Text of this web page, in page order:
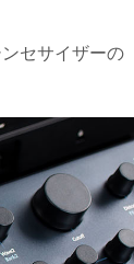
セサイザーの